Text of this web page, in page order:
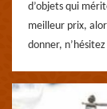
d’objets qui
meilleur prix,
donner,